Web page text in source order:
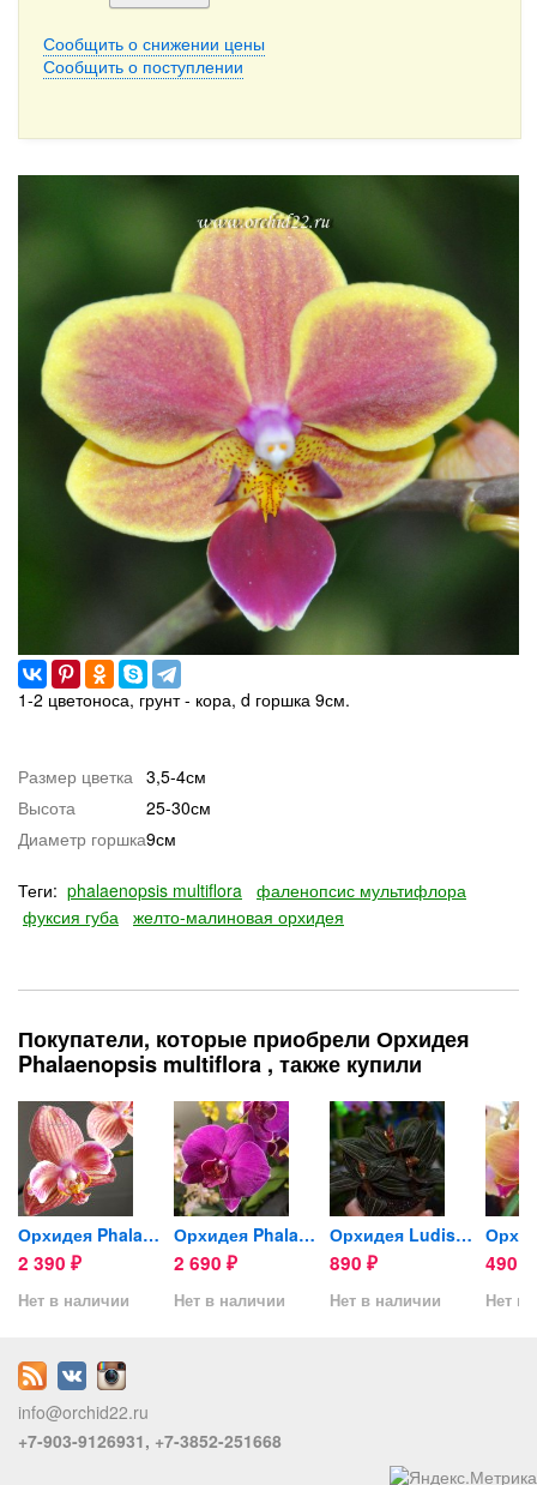
Сообщить о снижении цены
Сообщить о поступлении
1-2 цветоноса, грунт - кора, d горшка 9см.
Размер цветка 3,5-4см
Высота
25-30см
Диаметр горшка9см
Теги: phalaenopsis multiflora фаленопсис мультифлора
фуксия губа желто-малиновая орхидея
Покупатели, которые приобрели Орхидея
Phalaenopsis multiflora , также купили
Орхидея Phalaenopsis (отцвёл)
2 390 ₽
Нет в наличии
Орхидея Phalaenopsis Nemesis
2 690 ₽
Нет в наличии
Орхидея Ludisia Red Velvet...
890 ₽
Нет в наличии
490
Нет в
info@orchid22.ru
+7-903-9126931, +7-3852-251668